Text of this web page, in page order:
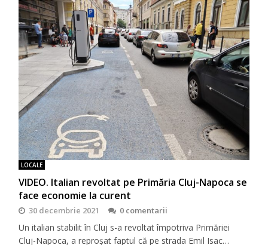
LOCALE
VIDEO. Italian revoltat pe Primăria Cluj-Napoca se
face economie la curent
30 decembrie 2021 0 comentarii
Un italian stabilit în Cluj s-a revoltat împotriva Primăriei
Cluj-Napoca, a reproșat faptul că pe strada Emil Isac…